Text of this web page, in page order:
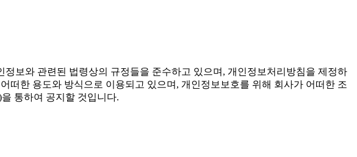
보와 관련된 법령상의 규정들을 준수하고 있으며, 개인정보처리방침을 제정하
떠한 용도와 방식으로 이용되고 있으며, 개인정보보호를 위해 회사가 어떠한 조
통하여 공지할 것입니다.